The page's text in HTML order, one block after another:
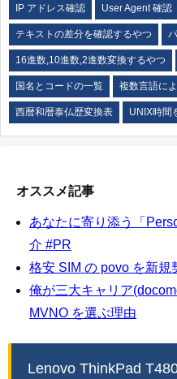
IP アドレス確認 User Agent 確認
テキストの差分を確認するやつ
16進数,10進数,2進数変換するやつ
国名とコードの一覧 複数言語に
西暦和暦泰仏歴変換表 UNIX時間
オススメ記事
あなたに寄り添う「
介 #PR
格安 SIM の povo を新規
俺が三大キャリア
MVNO を選ぶ理由
Lenovo ThinkPad